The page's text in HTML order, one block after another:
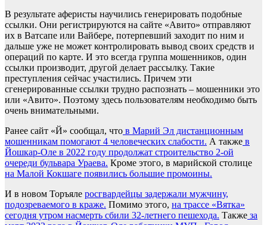
В результате аферисты научились генерировать подобные
ссылки. Они регистрируются на сайте «Авито» отправляют
их в Ватсапе или Вайбере, потерпевший заходит по ним и
дальше уже не может контролировать вывод своих средств и
операций по карте. И это всегда группа мошенников, один
ссылки производит, другой делает рассылку. Такие
преступления сейчас участились. Причем эти
сгенерированные ссылки трудно распознать – мошенники это
или «Авито». Поэтому здесь пользователям необходимо быть
очень внимательными.
Ранее сайт «Й» сообщал, что в Марий Эл дистанционным
мошенникам помогают 4 человеческих слабости. А также в
Йошкар-Оле в 2022 году продолжат строительство 2-ой
очереди бульвара Ураева. Кроме этого, в марийской столице
на Малой Кокшаге появились большие промоины.
И в новом Торъяле росгвардейцы задержали мужчину,
подозреваемого в краже. Помимо этого, на трассе «Вятка»
сегодня утром насмерть сбили 32-летнего пешехода. Также за